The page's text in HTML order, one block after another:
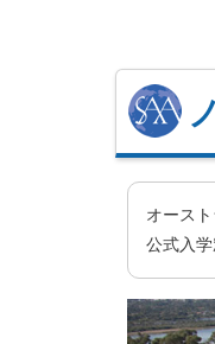
オース
公式入